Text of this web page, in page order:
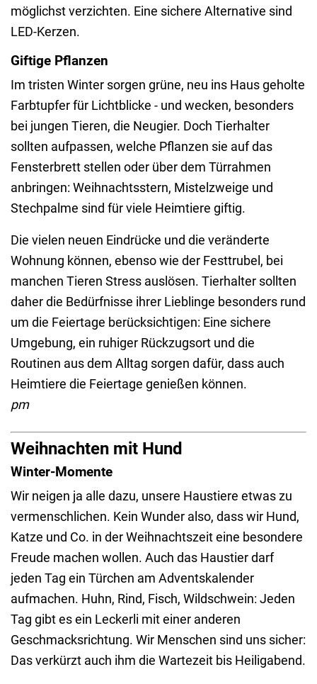
möglichst verzichten. Eine sichere Alternative sind
LED-Kerzen.
Giftige Pflanzen
Im tristen Winter sorgen grüne, neu ins Haus geholte
Farbtupfer für Lichtblicke - und wecken, besonders
bei jungen Tieren, die Neugier. Doch Tierhalter
sollten aufpassen, welche Pflanzen sie auf das
Fensterbrett stellen oder über dem Türrahmen
anbringen: Weihnachtsstern, Mistelzweige und
Stechpalme sind für viele Heimtiere giftig.
Die vielen neuen Eindrücke und die veränderte
Wohnung können, ebenso wie der Festtrubel, bei
manchen Tieren Stress auslösen. Tierhalter sollten
daher die Bedürfnisse ihrer Lieblinge besonders rund
um die Feiertage berücksichtigen: Eine sichere
Umgebung, ein ruhiger Rückzugsort und die
Routinen aus dem Alltag sorgen dafür, dass auch
Heimtiere die Feiertage genießen können.
pm
Weihnachten mit Hund
Winter-Momente
Wir neigen ja alle dazu, unsere Haustiere etwas zu
vermenschlichen. Kein Wunder also, dass wir Hund,
Katze und Co. in der Weihnachtszeit eine besondere
Freude machen wollen. Auch das Haustier darf
jeden Tag ein Türchen am Adventskalender
aufmachen. Huhn, Rind, Fisch, Wildschwein: Jeden
Tag gibt es ein Leckerli mit einer anderen
Geschmacksrichtung. Wir Menschen sind uns sicher:
Das verkürzt auch ihm die Wartezeit bis Heiligabend.